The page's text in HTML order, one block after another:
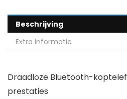
Beschrijving
Extra informatie
Draadloze Bluetooth-
prestaties